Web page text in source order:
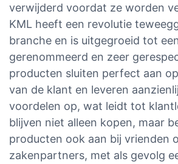
verwijderd voordat ze worden
KML heeft een revolutie
branche en is uitgegroeid tot
gerenommeerd en zeer
producten sluiten perfect aan
van de klant en leveren
voordelen op, wat leidt tot
blijven niet alleen kopen, maar
producten ook aan bij vrienden
zakenpartners, met als gevolg